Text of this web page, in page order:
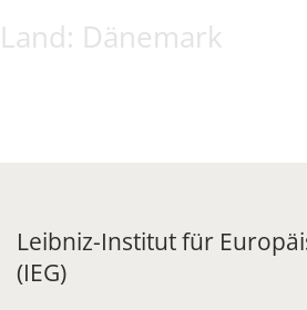
Forschung
Land: Dänemark
Leibniz-Institut für
(IEG)